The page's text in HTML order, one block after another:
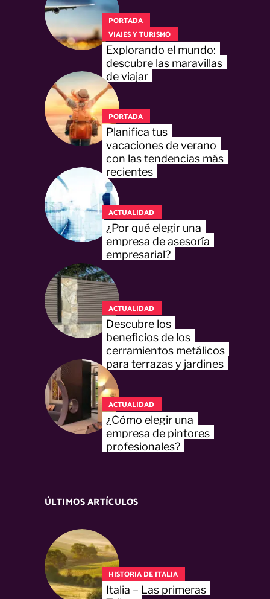
PORTADA
VIAJES Y TURISMO
Explorando el mundo:
descubre las maravillas
de viajar
PORTADA
Planifica tus
vacaciones de verano
con las tendencias más
recientes
ACTUALIDAD
¿Por qué elegir una
empresa de asesoría
empresarial?
ACTUALIDAD
Descubre los
beneficios de los
cerramientos metálicos
para terrazas y jardines
ACTUALIDAD
¿Cómo elegir una
empresa de pintores
profesionales?
ÚLTIMOS ARTÍCULOS
HISTORIA DE ITALIA
Italia – Las primeras